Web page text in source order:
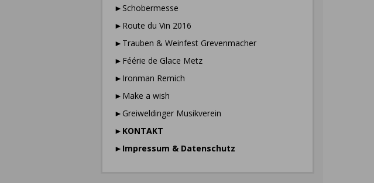
►Schobermesse
►Route du Vin 2016
►Trauben & Weinfest Grevenmacher
►Féérie de Glace Metz
►Ironman Remich
►Make a wish
►Greiweldinger Musikverein
► KONTAKT
► Impressum & Datenschutz